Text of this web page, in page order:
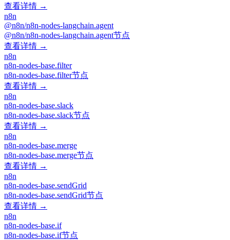
查看详情 →
n8n
@n8n/n8n-nodes-langchain.agent
@n8n/n8n-nodes-langchain.agent节点
查看详情 →
n8n
n8n-nodes-base.filter
n8n-nodes-base.filter节点
查看详情 →
n8n
n8n-nodes-base.slack
n8n-nodes-base.slack节点
查看详情 →
n8n
n8n-nodes-base.merge
n8n-nodes-base.merge节点
查看详情 →
n8n
n8n-nodes-base.sendGrid
n8n-nodes-base.sendGrid节点
查看详情 →
n8n
n8n-nodes-base.if
n8n-nodes-base.if节点